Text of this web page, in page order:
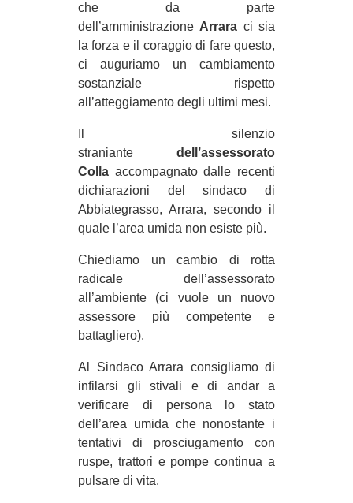
che da parte
dell’amministrazioneArrara ci sia
la forza e il coraggio di fare questo,
ci auguriamo un cambiamento
sostanziale rispetto
all’atteggiamento degli ultimi mesi.
Il silenzio
straniante dell’assessorato
Colla accompagnato dalle recenti
dichiarazioni del sindaco di
Abbiategrasso, Arrara, secondo il
quale l’area umida non esiste più.
Chiediamo un cambio di rotta
radicale dell’assessorato
all’ambiente (ci vuole un nuovo
assessore più competente e
battagliero).
Al Sindaco Arrara consigliamo di
infilarsi gli stivali e di andar a
verificare di persona lo stato
dell’area umida che nonostante i
tentativi di prosciugamento con
ruspe, trattori e pompe continua a
pulsare di vita.